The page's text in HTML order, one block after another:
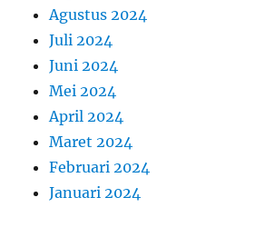
Agustus 2024
Juli 2024
Juni 2024
Mei 2024
April 2024
Maret 2024
Februari 2024
Januari 2024